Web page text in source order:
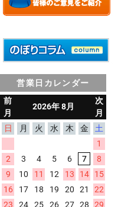
営業日カレンダー